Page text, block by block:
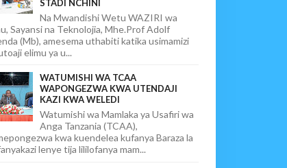
STADI NCHINI
Na Mwandishi Wetu WAZIRI wa
Sayansi na Teknolojia, Mhe.Prof Adolf
(Mb), amesema uthabiti katika usimamizi
elimu ya u...
WATUMISHI WA TCAA
WAPONGEZWA KWA UTENDAJI
KAZI KWA WELEDI
Watumishi wa Mamlaka ya Usafiri wa
Anga Tanzania (TCAA),
kwa kuendelea kufanya Baraza la
lenye tija lililofanya mam...